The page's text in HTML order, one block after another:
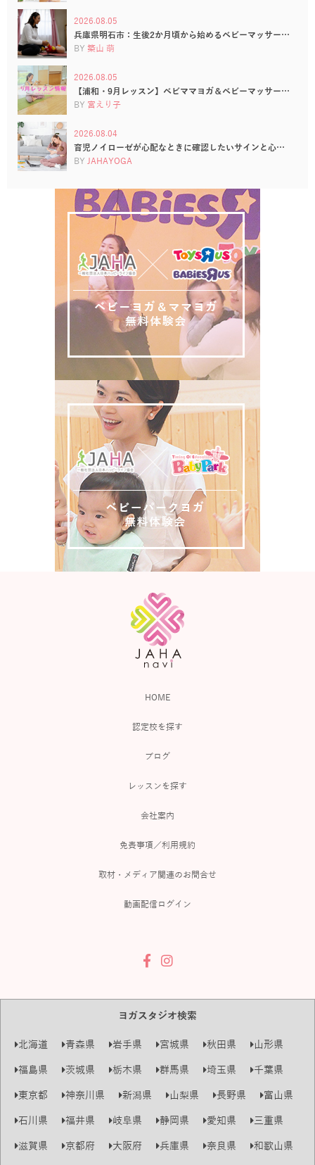
2026.08.05
兵庫県明石市：生後2か月頃から始めるベビーマッサー…
BY 築山 萌
2026.08.05
【浦和・9月レッスン】ベビママヨガ＆ベビーマッサー…
BY 宮えり子
2026.08.04
育児ノイローゼが心配なときに確認したいサインと心…
BY JAHAYOGA
HOME
認定校を探す
ブログ
レッスンを探す
会社案内
免責事項／利用規約
取材・メディア関連のお問合せ
動画配信ログイン
ヨガスタジオ検索
北海道 青森県 岩手県 宮城県 秋田県
山形県
福島県
茨城県 栃木県 群馬県 埼玉県
千葉県
東京都
神奈川県 新潟県 山梨県 長野県
富山県
石川県
福井県 岐阜県 静岡県 愛知県
三重県
滋賀県
京都府 大阪府 兵庫県 奈良県
和歌山県